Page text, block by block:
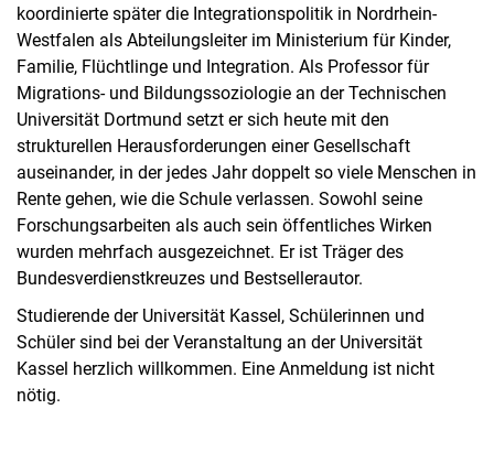
koordinierte später die Integrationspolitik in Nordrhein-
Westfalen als Abteilungsleiter im Ministerium für Kinder,
Familie, Flüchtlinge und Integration. Als Professor für
Migrations- und Bildungssoziologie an der Technischen
Universität Dortmund setzt er sich heute mit den
strukturellen Herausforderungen einer Gesellschaft
auseinander, in der jedes Jahr doppelt so viele Menschen in
Rente gehen, wie die Schule verlassen. Sowohl seine
Forschungsarbeiten als auch sein öffentliches Wirken
wurden mehrfach ausgezeichnet. Er ist Träger des
Bundesverdienstkreuzes und Bestsellerautor.
Studierende der Universität Kassel, Schülerinnen und
Schüler sind bei der Veranstaltung an der Universität
Kassel herzlich willkommen. Eine Anmeldung ist nicht
nötig.